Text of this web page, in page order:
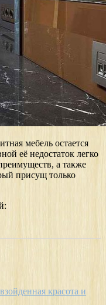
мебель остается
её недостаток легко
а также
присущ только
красота и